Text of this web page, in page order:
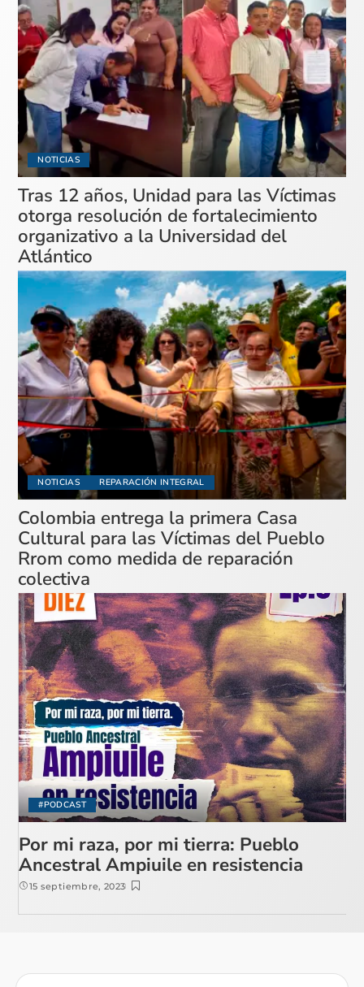
NOTICIAS
Tras 12 años, Unidad para las Víctimas
otorga resolución de fortalecimiento
organizativo a la Universidad del
Atlántico
NOTICIAS REPARACIÓN INTEGRAL
Colombia entrega la primera Casa
Cultural para las Víctimas del Pueblo
Rrom como medida de reparación
colectiva
#PODCAST
Por mi raza, por mi tierra: Pueblo
Ancestral Ampiuile en resistencia
15 septiembre, 2023